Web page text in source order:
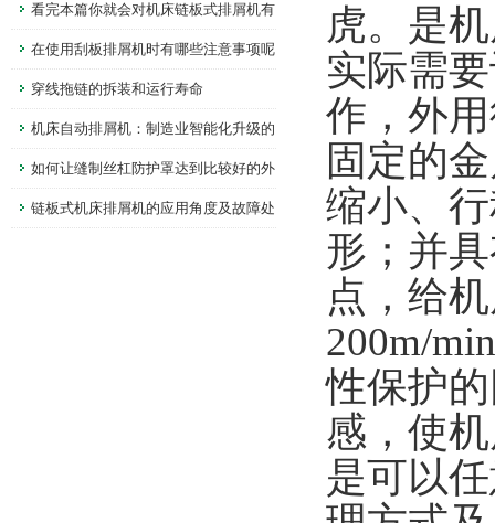
解析看完本篇你就会对机床链板式排屑机有
更多了解
在使用刮板排屑机时有哪些注意事项呢
穿线拖链的拆装和运行寿命
机床自动排屑机：制造业智能化升级的
重要一环
如何让缝制丝杠防护罩达到比较好的外
形稳定性？
链板式机床排屑机的应用角度及故障处
虎。是
实际需
作，外
固定的
缩小、
形；并
点，给
200m/
性保护
感，使
是可以